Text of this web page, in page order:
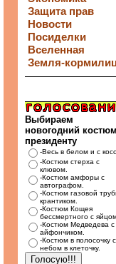
Защита прав
Новости
Посиделки
Вселенная
Земля-
Выбираем
новогодний костюм
президенту
-Весь в белом и с
-Костюм стерха с
клювом.
-Костюм амфоры с
автографом.
-Костюм газовой
крантиком.
-Костюм Кощея
бессмертного с
-Костюм Медведева с
айфончиком.
-Костюм в полосочку с
небом в клеточку.